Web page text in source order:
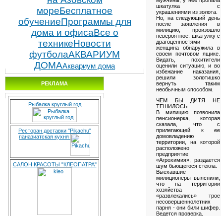
мореБесплатное
обучениеПрограммы для
дома и офисаВсе о
техникеНовости
футболаАКВАРИУМ
ДОМААквариум дома
РЕКЛАМА
Рыбалка круглый год
Ресторан доставки "Pikachu"
паназиатская кухня
САЛОН КРАСОТЫ "КЛЕОПАТРА"
шкатулка с
украшениями из золота.
Но, на следующий день
после заявления в
милицию, произошло
невероятное: шкатулку с
драгоценностями
женщина обнаружила в
своем почтовом ящике.
Видать, похитители
оценили ситуацию, и во
избежание наказания,
решили золотишко
вернуть таким
необычным способом.
ЧЕМ БЫ ДИТЯ НЕ
ТЕШИЛОСЬ...
В милицию позвонила
пенсионерка, которая
сказала, что с
прилегающей к ее
домовладению
территории, на которой
расположено
предприятие
«Агрохимия», раздается
шум бьющегося стекла.
Выехавшие
милиционеры выяснили,
что на территории
хозяйства
«развлекались» трое
несовершеннолетних
парня - они били шифер.
Ведется проверка.